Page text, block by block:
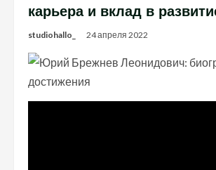
карьера и вклад в
studiohallo_ 24 апреля 2022